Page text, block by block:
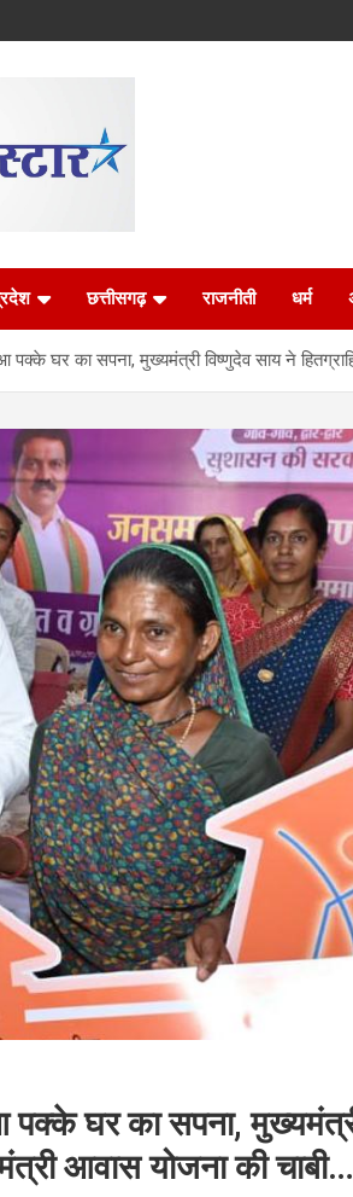
छत्तीसगढ़ राजनीती धर्म
घर का सपना, मुख्यमंत्री विष्णुदेव साय ने
घर का सपना,
आवास योजना की